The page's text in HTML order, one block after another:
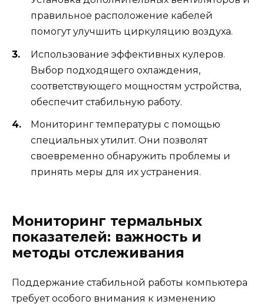
правильное расположение кабелей
помогут улучшить циркуляцию воздуха.
Использование эффективных кулеров.
Выбор подходящего охлаждения,
соответствующего мощностям устройства,
обеспечит стабильную работу.
Мониторинг температуры с помощью
специальных утилит. Они позволят
своевременно обнаружить проблемы и
принять меры для их устранения.
Мониторинг термальных
показателей: важность и
методы отслеживания
Поддержание стабильной работы компьютера
требует особого внимания к изменению